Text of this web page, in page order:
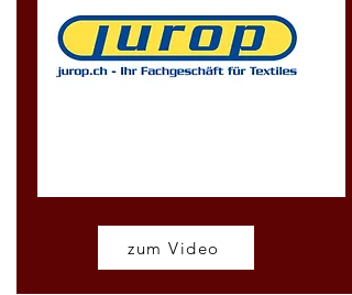
zum Video